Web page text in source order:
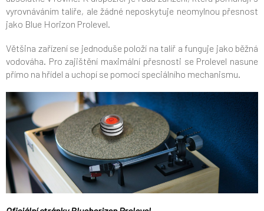
vyrovnáváním talíře, ale žádné neposkytuje neomylnou přesnost
jako Blue Horizon Prolevel.
Většina zařízení se jednoduše položí na talíř a funguje jako běžná
vodováha. Pro zajištění maximální přesnosti se Prolevel nasune
přímo na hřídel a uchopí se pomocí speciálního mechanismu.